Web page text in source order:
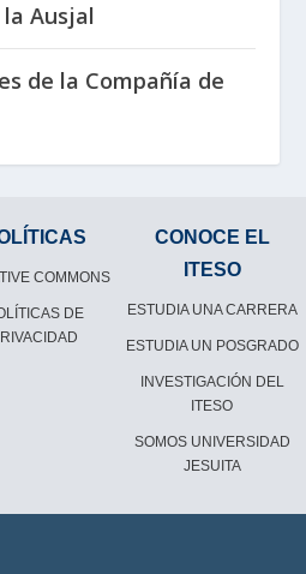
Ausjal
de la Compañía de
COMMONS
DE
CONOCE EL
ITESO
ESTUDIA UNA CARRERA
ESTUDIA UN POSGRADO
INVESTIGACIÓN DEL
ITESO
SOMOS UNIVERSIDAD
JESUITA